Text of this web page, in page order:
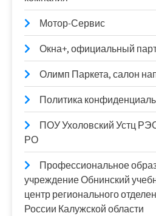
Мотор-Сервис
Окна+, официальный
Олимп Паркета, салон
Политика
ПОУ Ухоловский Устц
РО
Профессиональное
учреждение Обнинский
центр регионального
России Калужской области